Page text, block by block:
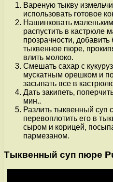
Вареную тыкву
использовать готовое
Нашинковать
распустить в кастрюле
прозрачности, добавить
тыквенное пюре,
влить молоко.
Смешать сахар с
мускатным орешком и
засыпать все в
Дать закипеть,
мин..
Разлить тыквенный суп
перевоплотить его в
сыром и корицей,
пармезаном.
Тыквенный суп пюре